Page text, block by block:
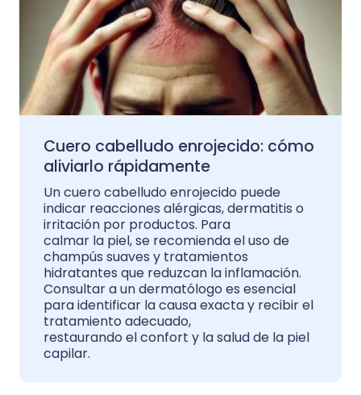
Cuero cabelludo enrojecido: cómo
aliviarlo rápidamente
Un cuero cabelludo enrojecido puede
indicar reacciones alérgicas, dermatitis o
irritación por productos. Para
calmar la piel, se recomienda el uso de
champús suaves y tratamientos
hidratantes que reduzcan la inflamación.
Consultar a un dermatólogo es esencial
para identificar la causa exacta y recibir el
tratamiento adecuado,
restaurando el confort y la salud de la piel
capilar.